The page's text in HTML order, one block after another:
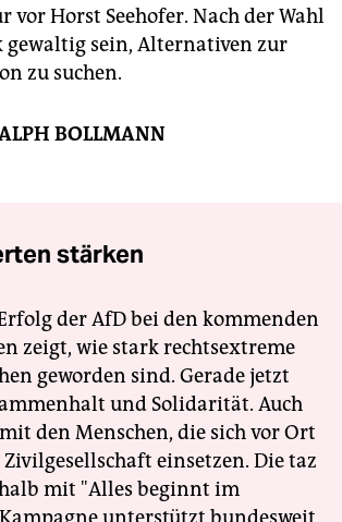
vor Horst Seehofer. Nach der Wahl
gewaltig sein, Alternativen zur
zu suchen.
BOLLMANN
stärken
der AfD bei den kommenden
zeigt, wie stark rechtsextreme
geworden sind. Gerade jetzt
und Solidarität. Auch
den Menschen, die sich vor Ort
einsetzen. Die taz
mit "Alles beginnt im